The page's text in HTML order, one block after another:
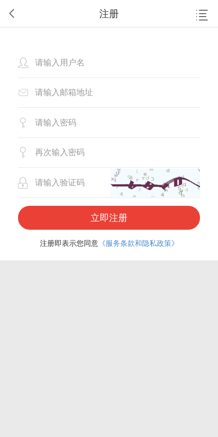
注册
立即注册
注册即表示您同意《服务条款和隐私政策》